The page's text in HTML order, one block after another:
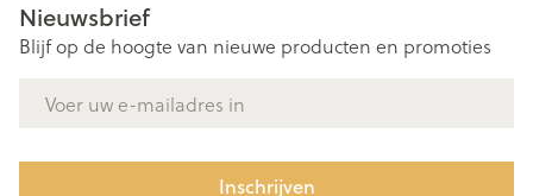
Nieuwsbrief
Blijf op de hoogte van nieuwe producten en promoties
Inschrijven